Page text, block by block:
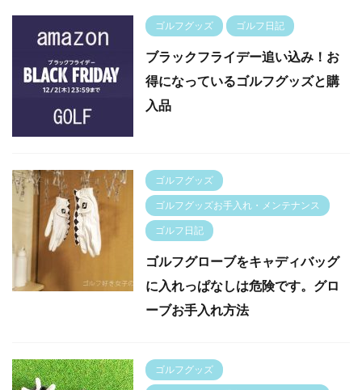
ゴルフグッズ ゴルフ日記
ブラックフライデー追い込み！お
得になっているゴルフグッズと購
入品
ゴルフグッズ
ゴルフグッズお手入れ・メンテナンス
ゴルフ日記
ゴルフグローブをキャディバッグ
に入れっぱなしは危険です。グロ
ーブお手入れ方法
ゴルフグッズ